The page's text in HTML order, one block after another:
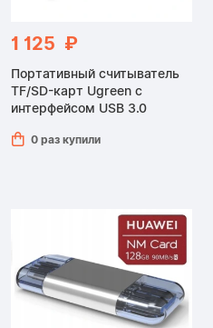
1 125 ₽
Портативный считыватель
TF/SD-карт Ugreen с
интерфейсом USB 3.0
0 раз купили